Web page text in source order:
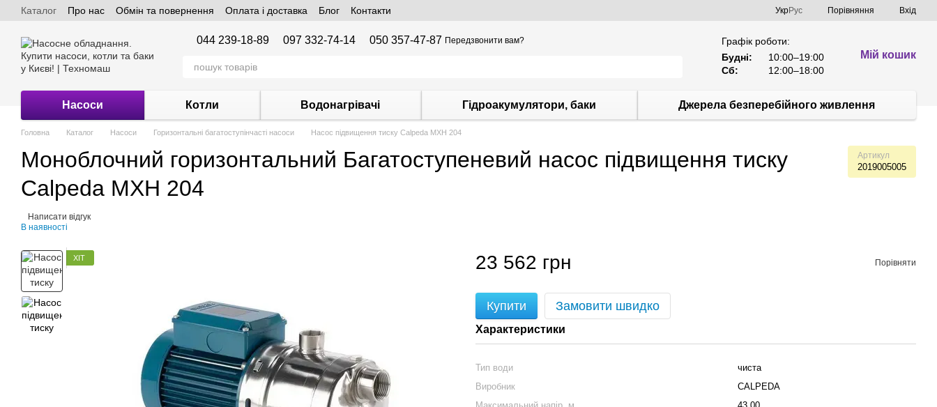
Перейти до основного контенту
Каталог Про нас Обмін та повернення Оплата і доставка Блог Контакти УкрРус Порівняння Вхід
044 239-18-89 097 332-74-14 050 357-47-87 Передзвонити вам?
Графік роботи:
Будні:
10:00–19:00
Сб:
12:00–18:00
Мій кошик
Насоси Котли Водонагрівачі Гідроакумулятори, баки Джерела безперебійного живлення
Головна Каталог Насоси Горизонтальні багатоступінчасті насоси Насос підвищення тиску Calpeda МХН 204
Моноблочний горизонтальний Багатоступеневий насос підвищення тиску
Calpeda МХН 204
Написати відгук
Артикул
2019005005
В наявності
ХІТ 23 562 грн Порівняти
Купити Замовити швидко
Характеристики
Тип води
чиста
Виробник
СALPEDA